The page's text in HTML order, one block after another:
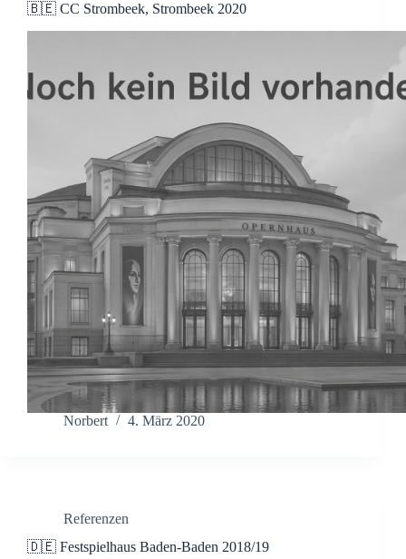
🇧🇪 CC Strombeek, Strombeek 2020
Norbert 4. März 2020
Referenzen
🇩🇪 Festspielhaus Baden-Baden 2018/19